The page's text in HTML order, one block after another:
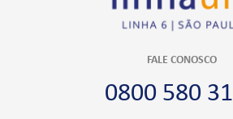
FALE CONOSCO
0800 580